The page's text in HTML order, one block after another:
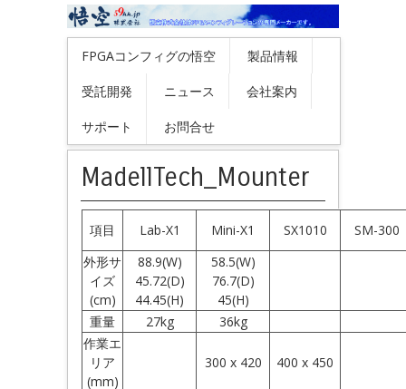
FPGAコンフィグの悟空 製品情報
受託開発 ニュース 会社案内
サポート お問合せ
MadellTech_Mounter
項目 Lab-X1 Mini-X1 SX1010
SM-300
外形サ
イズ
(cm)
88.9(W)
45.72(D)
44.45(H)
58.5(W)
76.7(D)
45(H)
重量
27kg
36kg
作業エ
リア
(mm)
300 x 420 400 x 450